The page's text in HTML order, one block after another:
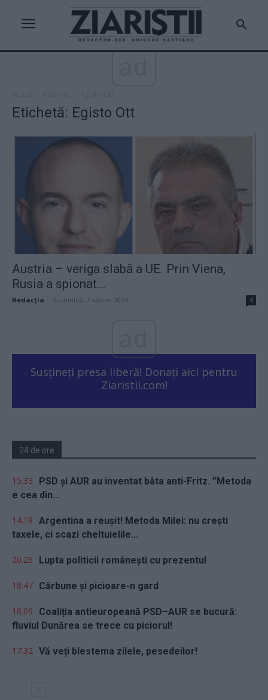
Etichetă: Egisto Ott
Austria – veriga slabă a UE. Prin Viena,
Rusia a spionat...
Redacţia duminică, 7 aprilie 2024 4
Susțineți presa liberă! Donați aici pentru
Ziaristii.com!
24 de ore
15.33
PSD și AUR au inventat bâta anti-Fritz. ”Metoda
e cea din...
14.18 Argentina a reușit! Metoda Milei: nu crești
taxele, ci scazi cheltuielile...
20.26 Lupta politicii românești cu prezentul
18.47 Cărbune și picioare-n gard
18.09
Coaliția antieuropeană PSD–AUR se bucură:
fluviul Dunărea se trece cu piciorul!
17.32 Vă veți blestema zilele, pesedeilor!